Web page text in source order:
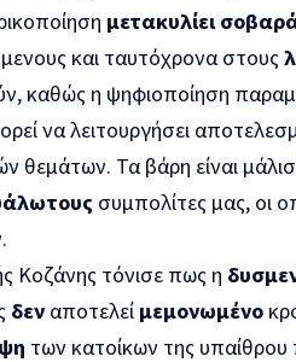
μετακυλίει
και ταυτόχρονα στους
καθώς η ψηφιοποίηση
να λειτουργήσει
θεμάτων. Τα βάρη είναι
συμπολίτες μας, οι
Κοζάνης τόνισε πως η
δεν αποτελεί μεμονωμένο
των κατοίκων της